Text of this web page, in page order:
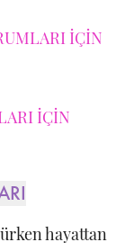
İÇİN
İÇİN
hayattan